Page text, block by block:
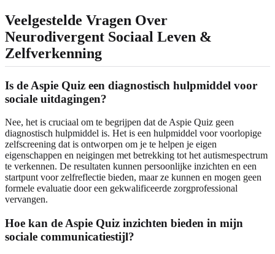
Veelgestelde Vragen Over
Neurodivergent Sociaal Leven &
Zelfverkenning
Is de Aspie Quiz een diagnostisch hulpmiddel voor
sociale uitdagingen?
Nee, het is cruciaal om te begrijpen dat de Aspie Quiz geen
diagnostisch hulpmiddel is. Het is een hulpmiddel voor voorlopige
zelfscreening dat is ontworpen om je te helpen je eigen
eigenschappen en neigingen met betrekking tot het autismespectrum
te verkennen. De resultaten kunnen persoonlijke inzichten en een
startpunt voor zelfreflectie bieden, maar ze kunnen en mogen geen
formele evaluatie door een gekwalificeerde zorgprofessional
vervangen.
Hoe kan de Aspie Quiz inzichten bieden in mijn
sociale communicatiestijl?